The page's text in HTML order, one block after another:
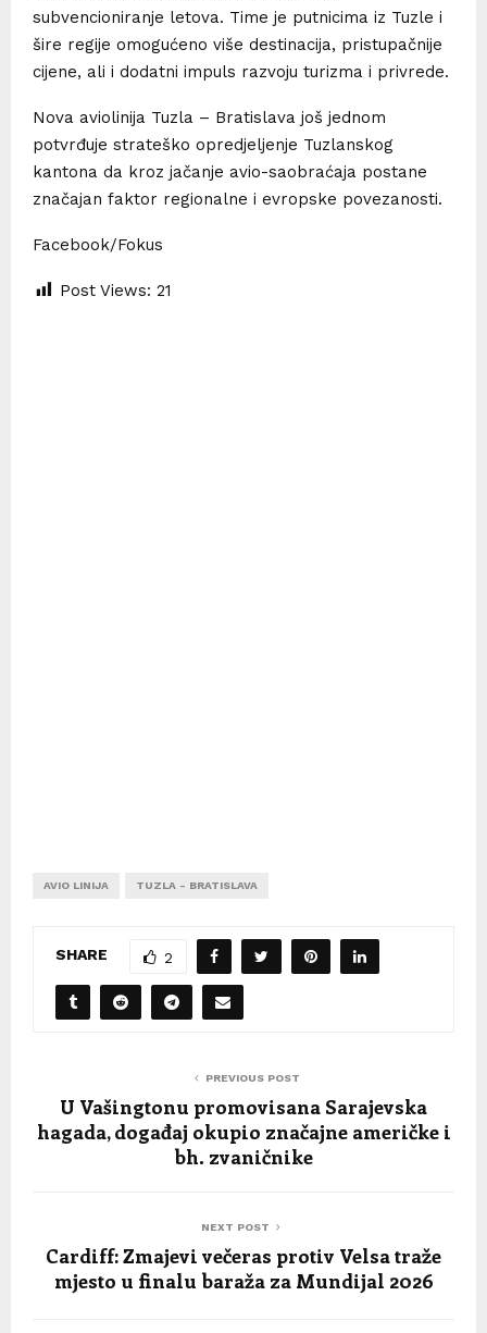
subvencioniranje letova. Time je putnicima iz Tuzle i
šire regije omogućeno više destinacija, pristupačnije
cijene, ali i dodatni impuls razvoju turizma i privrede.
Nova aviolinija Tuzla – Bratislava još jednom
potvrđuje strateško opredjeljenje Tuzlanskog
kantona da kroz jačanje avio-saobraćaja postane
značajan faktor regionalne i evropske povezanosti.
Facebook/Fokus
Post Views: 21
AVIO LINIJA TUZLA - BRATISLAVA
SHARE 2
PREVIOUS POST
U Vašingtonu promovisana Sarajevska
hagada, događaj okupio značajne američke i
bh. zvaničnike
NEXT POST
Cardiff: Zmajevi večeras protiv Velsa traže
mjesto u finalu baraža za Mundijal 2026